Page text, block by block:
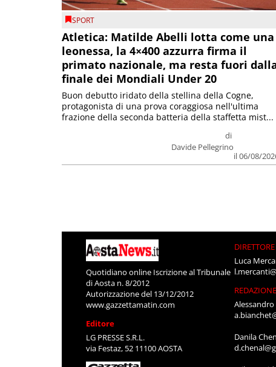
SPORT
Atletica: Matilde Abelli lotta come una
leonessa, la 4×400 azzurra firma il
primato nazionale, ma resta fuori
finale dei Mondiali Under 20
di
Davide Pellegrino
il 06/08/
Buon debutto iridato della stellina della Cogne,
protagonista di una prova coraggiosa nell'ultima
frazione della seconda batteria della staffetta mist...
Quotidiano online Iscrizione al Tribunale
di Aosta n. 8/2012
Autorizzazione del 13/12/2012
www.gazzettamatin.com
Editore
LG PRESSE S.R.L.
via Festaz, 52 11100 AOSTA
Luca
REDAZIONE
Danila